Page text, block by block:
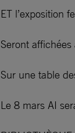
ET l’exposition
Seront
Sur une table
Le 8 mars AI